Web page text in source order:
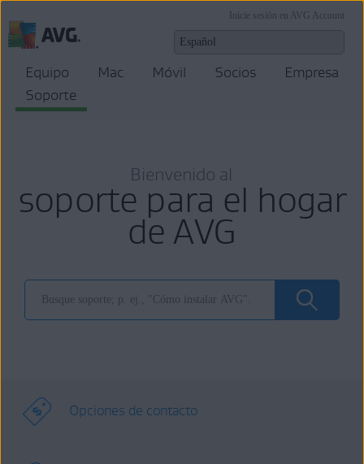
Inicie sesión en AVG Account
Equipo Mac Móvil Socios
Empresa
Soporte
Bienvenido al
soporte para el hogar
de AVG
Opciones de contacto